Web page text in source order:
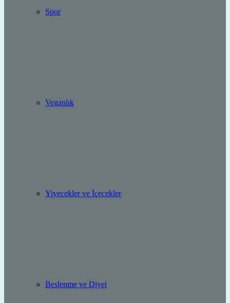
Spor
Veganlık
Yiyecekler ve İçecekler
Beslenme ve Diyet